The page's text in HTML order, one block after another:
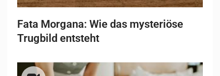
Fata Morgana: Wie das mysteriöse
Trugbild entsteht